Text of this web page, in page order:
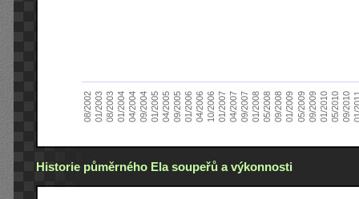
08/200201/200308/200301/200404/200409/200401/200504/200509/200501/200604/200610/200601/200704/200709/200701/200805/200809/200801/200905/200909/200901/201005/201009/2010
Historie půměrného Ela soupeřů a výkonnosti